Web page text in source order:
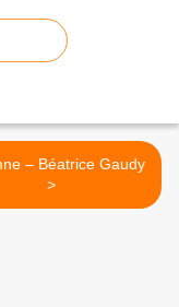
– Béatrice Gaudy
>